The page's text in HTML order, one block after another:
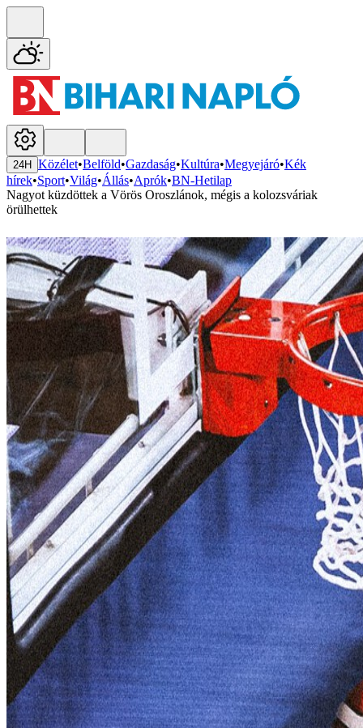
24H Közélet•Belföld•Gazdaság•Kultúra•Megyejáró•Kék
hírek•Sport•Világ•Állás•Aprók•BN-Hetilap
Nagyot küzdöttek a Vörös Oroszlánok, mégis a kolozsváriak
örülhettek